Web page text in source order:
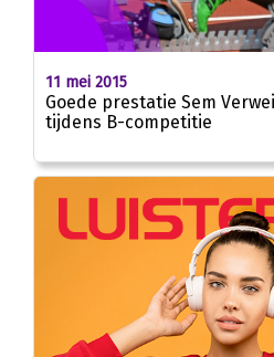
11 mei 2015
Goede prestatie Sem
tijdens B-competitie